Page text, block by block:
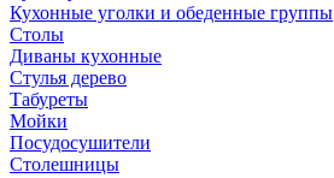
Кухонные уголки и обеденные группы
Столы
Диваны кухонные
Стулья дерево
Табуреты
Мойки
Посудосушители
Столешницы